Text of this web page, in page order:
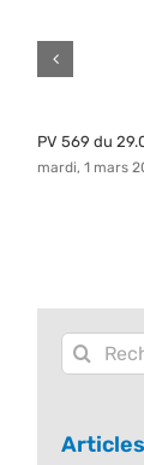
PV 569 du
mardi, 1 mars